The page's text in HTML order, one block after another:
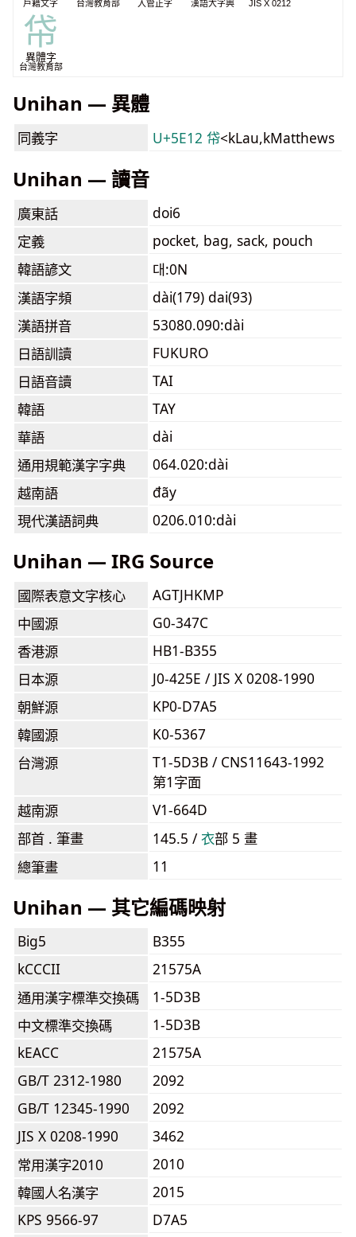
戶籍文字 台灣教育部 入管正字 漢語大字典 JIS X 0212
帒
異體字
台灣教育部
Unihan — 異體
同義字 U+5E12 帒<kLau,kMatthews
Unihan — 讀音
廣東話
doi6
定義
pocket, bag, sack, pouch
韓語諺文
대:0N
漢語字頻
dài(179) dai(93)
漢語拼音
53080.090:dài
日語訓讀
FUKURO
日語音讀
TAI
韓語
TAY
華語
dài
通用規範漢字字典
064.020:dài
越南語
đãy
現代漢語詞典
0206.010:dài
Unihan — IRG Source
國際表意文字核心
AGTJHKMP
中國源
G0-347C
香港源
HB1-B355
日本源
J0-425E / JIS X 0208-1990
朝鮮源
KP0-D7A5
韓國源
K0-5367
台灣源
T1-5D3B / CNS11643-1992
第1字面
越南源
V1-664D
部首 . 筆畫
145.5 /⾐部 5 畫
總筆畫
11
Unihan — 其它編碼映射
Big5
B355
kCCCII
21575A
通用漢字標準交換碼
1-5D3B
中文標準交換碼
1-5D3B
kEACC
21575A
GB/T 2312-1980
2092
GB/T 12345-1990
2092
JIS X 0208-1990
3462
常用漢字2010
2010
韓國人名漢字
2015
KPS 9566-97
D7A5